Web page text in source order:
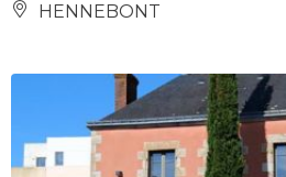
HENNEBONT